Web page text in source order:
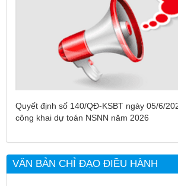
Quyết định số 140/QĐ-KSBT ngày 05/6/
công khai dự toán NSNN năm 2026
VĂN BẢN CHỈ ĐẠO ĐIỀU HÀNH
(DANH SÁCH CÁC ĐỊA PHƯƠNG
NGÀY 25/7/2021)
Ngày ban hành: (26/07/2021) -Ngày hiệu lực:
Tên:(CẬP NHẬT DANH SÁCH CÁC ĐỊA
KHAI BÁO Y TẾ THEO THÔNG BÁO KHẨN